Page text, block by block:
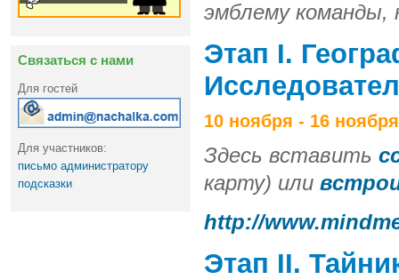
Связаться с нами
Для гостей
Для участников:
письмо администратору
подсказки
эмблему команды,
Этап I.
10 ноября - 16 ноября
Здесь вставить
карту) или
http://
Этап II.